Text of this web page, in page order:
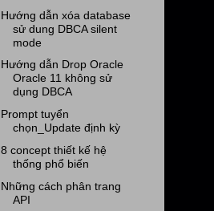
Hướng dẫn xóa database
sử dung DBCA silent
mode
Hướng dẫn Drop Oracle
Oracle 11 không sử
dụng DBCA
Prompt tuyển
chọn_Update định kỳ
8 concept thiết kế hệ
thống phổ biến
Những cách phân trang
API